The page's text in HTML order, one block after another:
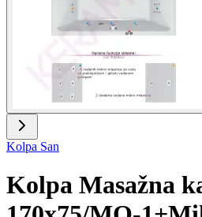
Kolpa San
Kolpa Masažna